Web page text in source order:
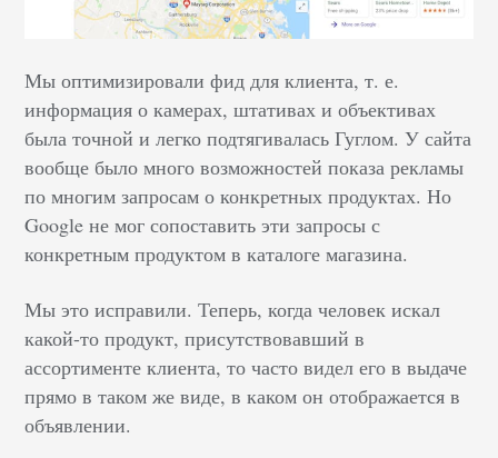
Мы оптимизировали фид для клиента, т. е.
информация о камерах, штативах и объективах
была точной и легко подтягивалась Гуглом. У сайта
вообще было много возможностей показа рекламы
по многим запросам о конкретных продуктах. Но
Google не мог сопоставить эти запросы с
конкретным продуктом в каталоге магазина.
Мы это исправили. Теперь, когда человек искал
какой-то продукт, присутствовавший в
ассортименте клиента, то часто видел его в выдаче
прямо в таком же виде, в каком он отображается в
объявлении.